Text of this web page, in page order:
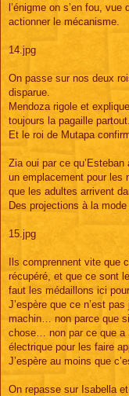
l’énigme on s’en fou,
actionner le mécanisme.
14.jpg
On passe sur nos deux
disparue.
Mendoza rigole et
toujours la pagaille partout.
Et le roi de Mutapa
Zia oui par ce
un emplacement pour les
que les adultes arrivent
Des projections à la
15.jpg
Ils comprennent vite que
récupéré, et que ce sont
faut les médaillons ici
J’espère que ce n’est
machin… non parce que
chose… non par ce que a
électrique pour les faire
J’espère au moins que
On repasse sur Isabella